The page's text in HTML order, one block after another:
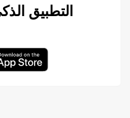
التطبيق